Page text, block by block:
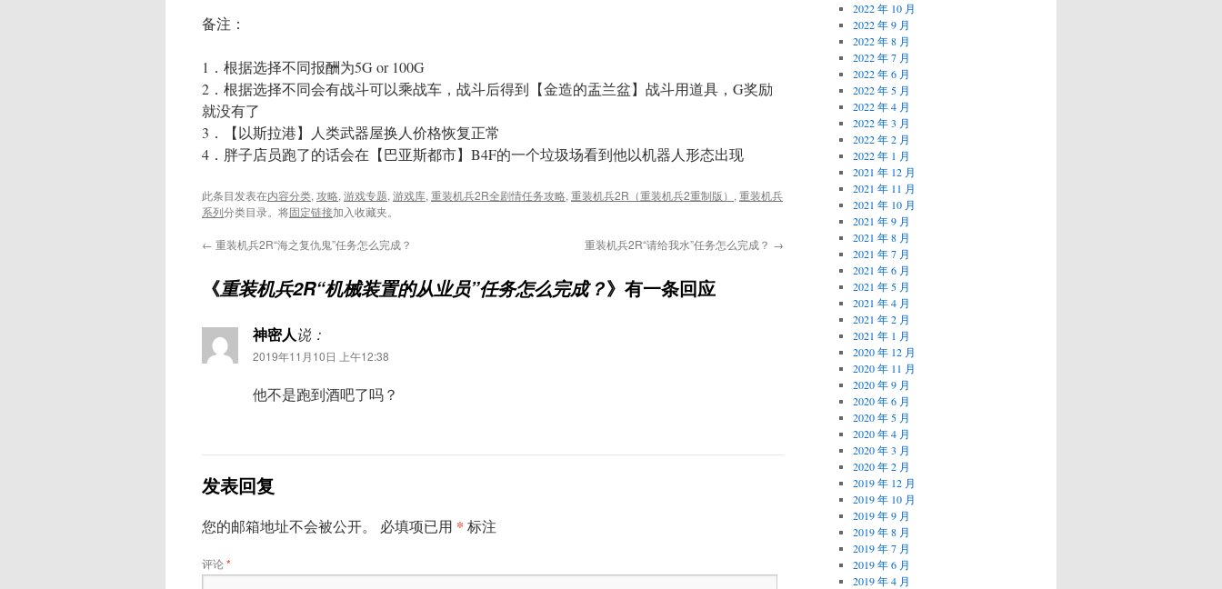
备注：
1．根据选择不同报酬为5G or 100G
2．根据选择不同会有战斗可以乘战车，战斗后得到【金造的盂兰盆】战斗用道具，G奖励
就没有了
3．【以斯拉港】人类武器屋换人价格恢复正常
4．胖子店员跑了的话会在【巴亚斯都市】B4F的一个垃圾场看到他以机器人形态出现
此条目发表在内容分类, 攻略, 游戏专题, 游戏库, 重装机兵2R全剧情任务攻略, 重装机兵2R（重装机兵2重制版） , 重装机兵
系列分类目录。将固定链接加入收藏夹。
← 重装机兵2R“海之复仇鬼”任务怎么完成？ 重装机兵2R“请给我水”任务怎么完成？ →
《重装机兵2R“机械装置的从业员”任务怎么完成？》有一条回应
神密人说：
2019年11月10日 上午12:38
他不是跑到酒吧了吗？
发表回复
您的邮箱地址不会被公开。 必填项已用 * 标注
评论*
2022 年 10 月
2022 年 9 月
2022 年 8 月
2022 年 7 月
2022 年 6 月
2022 年 5 月
2022 年 4 月
2022 年 3 月
2022 年 2 月
2022 年 1 月
2021 年 12 月
2021 年 11 月
2021 年 10 月
2021 年 9 月
2021 年 8 月
2021 年 7 月
2021 年 6 月
2021 年 5 月
2021 年 4 月
2021 年 2 月
2021 年 1 月
2020 年 12 月
2020 年 11 月
2020 年 9 月
2020 年 6 月
2020 年 5 月
2020 年 4 月
2020 年 3 月
2020 年 2 月
2019 年 12 月
2019 年 10 月
2019 年 9 月
2019 年 8 月
2019 年 7 月
2019 年 6 月
2019 年 4 月